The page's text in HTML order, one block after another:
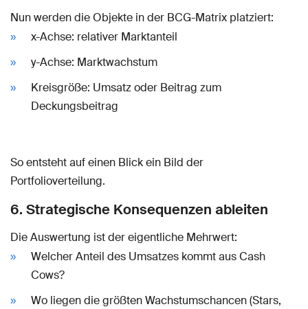
Nun werden die Objekte in der BCG-Matrix platziert:
x-Achse: relativer Marktanteil
y-Achse: Marktwachstum
Kreisgröße: Umsatz oder Beitrag zum
Deckungsbeitrag
So entsteht auf einen Blick ein Bild der
Portfolioverteilung.
6. Strategische Konsequenzen ableiten
Die Auswertung ist der eigentliche Mehrwert:
Welcher Anteil des Umsatzes kommt aus Cash
Cows?
Wo liegen die größten Wachstumschancen (Stars,